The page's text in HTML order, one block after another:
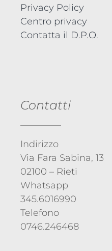
Privacy Policy
Centro privacy
Contatta il D.P.O.
Contatti
Indirizzo
Via Fara Sabina, 13
02100 – Rieti
Whatsapp
345.6016990
Telefono
0746.246468